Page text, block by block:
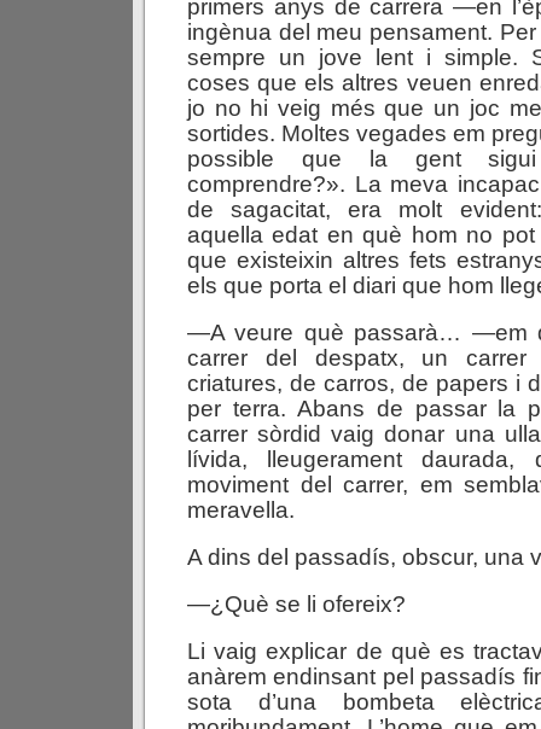
primers anys de carrera —en
ingènua del meu pensament.
sempre un jove lent i simple.
coses que els altres veuen
jo no hi veig més que un joc
sortides. Moltes vegades em
possible que la gent
comprendre?». La meva
de sagacitat, era molt
aquella edat en què hom no pot
que existeixin altres fets
els que porta el diari que hom
—A veure què passarà… —em
carrer del despatx, un
criatures, de carros, de papers i
per terra. Abans de passar la
carrer sòrdid vaig donar una
lívida, lleugerament
moviment del carrer, em
meravella.
A dins del passadís, obscur, una
—¿Què se li ofereix?
Li vaig explicar de què es
anàrem endinsant pel passadís
sota d’una bombeta